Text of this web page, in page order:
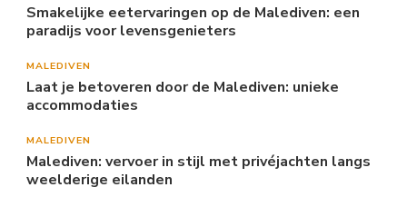
Smakelijke eetervaringen op de Malediven: een
paradijs voor levensgenieters
MALEDIVEN
Laat je betoveren door de Malediven: unieke
accommodaties
MALEDIVEN
Malediven: vervoer in stijl met privéjachten langs
weelderige eilanden